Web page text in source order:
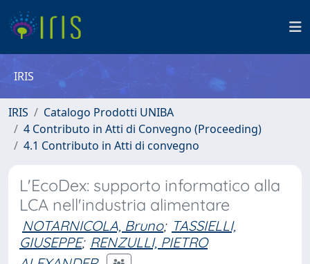
IRIS
IRIS
Catalogo Prodotti UNIBA
4 Contributo in Atti di Convegno (Proceeding)
4.1 Contributo in Atti di convegno
L'EcoDex: supporto informatico alla
LCA nell'industria alimentare
NOTARNICOLA, Bruno; TASSIELLI,
GIUSEPPE; RENZULLI, PIETRO